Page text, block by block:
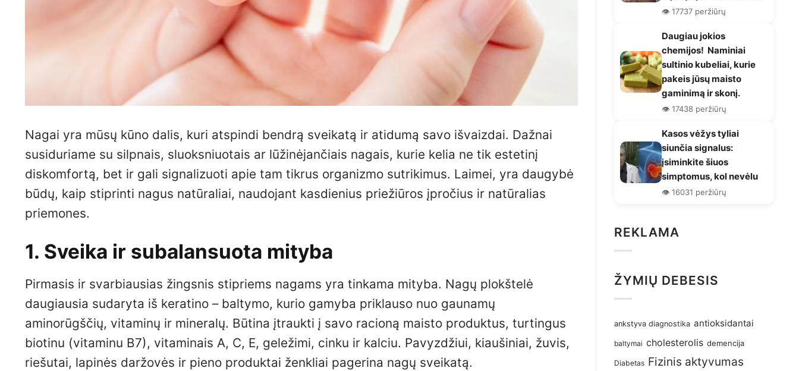
Nagai yra mūsų kūno dalis, kuri atspindi bendrą sveikatą ir atidumą savo išvaizdai. Dažnai
susiduriame su silpnais, sluoksniuotais ar lūžinėjančiais nagais, kurie kelia ne tik estetinį
diskomfortą, bet ir gali signalizuoti apie tam tikrus organizmo sutrikimus. Laimei, yra daugybė
būdų, kaip stiprinti nagus natūraliai, naudojant kasdienius priežiūros įpročius ir natūralias
priemones.
1. Sveika ir subalansuota mityba
Pirmasis ir svarbiausias žingsnis stipriems nagams yra tinkama mityba. Nagų plokštelė
daugiausia sudaryta iš keratino – baltymo, kurio gamyba priklauso nuo gaunamų
aminorūgščių, vitaminų ir mineralų. Būtina įtraukti į savo racioną maisto produktus, turtingus
biotinu (vitaminu B7), vitaminais A, C, E, geležimi, cinku ir kalciu. Pavyzdžiui, kiaušiniai, žuvis,
riešutai, lapinės daržovės ir pieno produktai ženkliai pagerina nagų sveikatą.
👁️ 17737 peržiūrų
Daugiau jokios
chemijos! Naminiai
sultinio kubeliai, kurie
pakeis jūsų maisto
gaminimą ir skonį.
👁️ 17438 peržiūrų
Kasos vėžys tyliai
siunčia signalus:
įsiminkite šiuos
simptomus, kol nevėlu
👁️ 16031 peržiūrų
REKLAMA
ŽYMIŲ DEBESIS
ankstyva diagnostika antioksidantai
baltymai cholesterolis demencija
Diabetas Fizinis aktyvumas